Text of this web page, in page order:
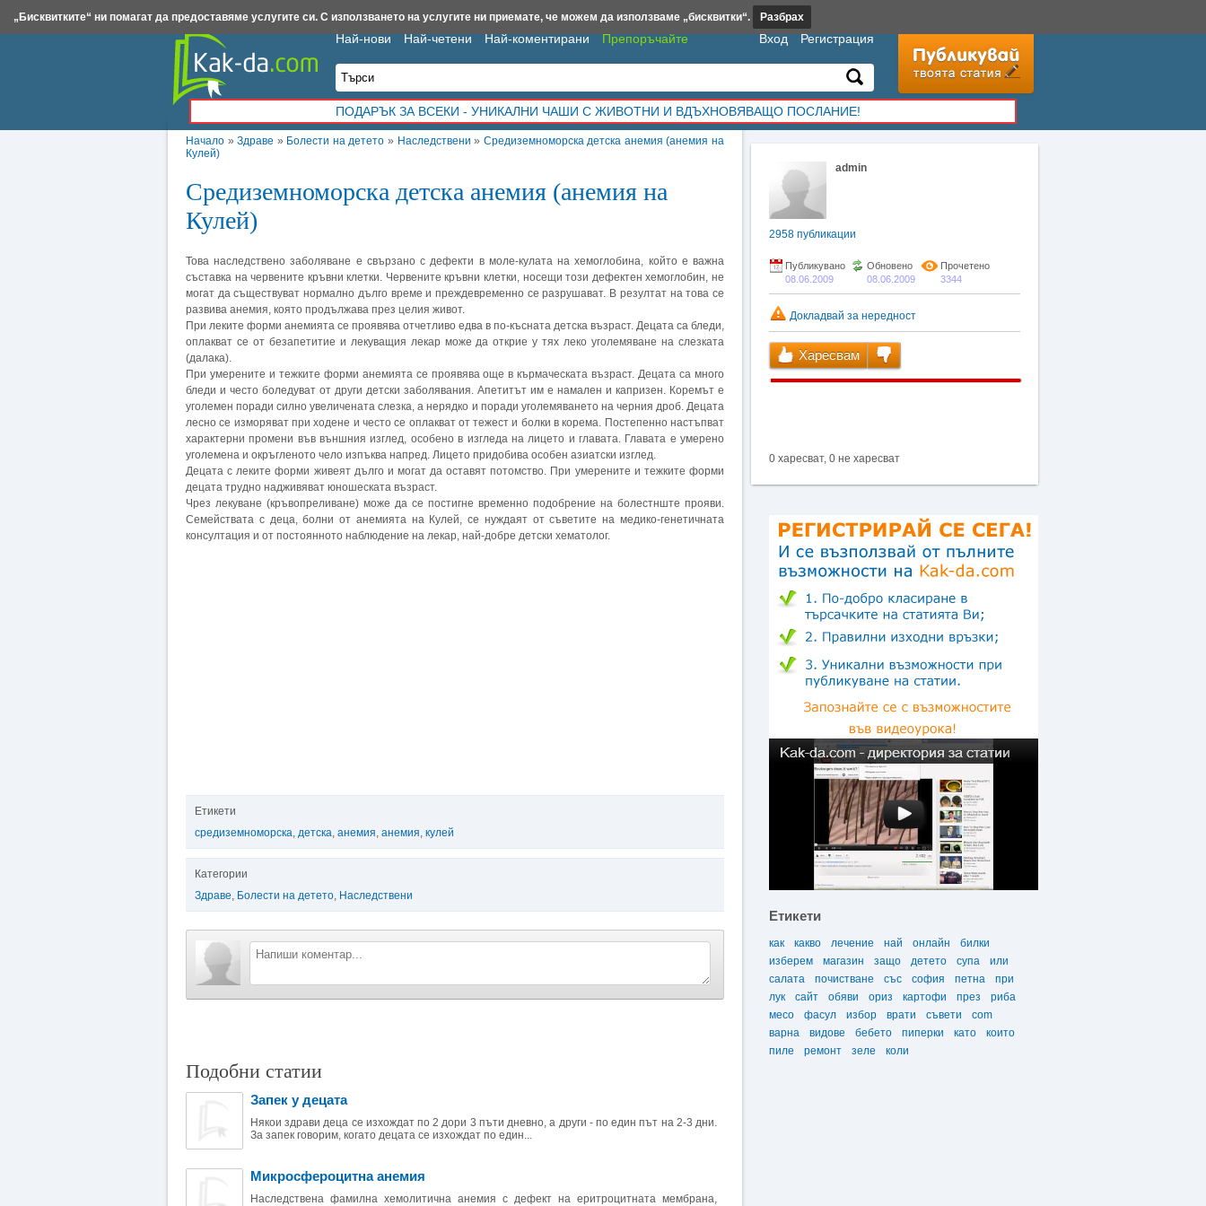
Начало »Здраве » Болести на детето » Наследствени » Средиземноморска детска анемия (анемия на
Кулей)
Средиземноморска детска анемия (анемия на
Кулей)
Това наследствено заболяване е свързано с дефекти в моле-кулата на хемоглобина, който е важна
съставка на червените кръвни клетки. Червените кръвни клетки, носещи този дефектен хемоглобин, не
могат да съществуват нормално дълго време и преждевременно се разрушават. В резултат на това се
развива анемия, която продължава през целия живот.
При леките форми анемията се проявява отчетливо едва в по-късната детска възраст. Децата са бледи,
оплакват се от безапетитие и лекуващия лекар може да открие у тях леко уголемяване на слезката
(далака).
При умерените и тежките форми анемията се проявява още в кърмаческата възраст. Децата са много
бледи и често боледуват от други детски заболявания. Апетитът им е намален и капризен. Коремът е
уголемен поради силно увеличената слезка, а нерядко и поради уголемяването на черния дроб. Децата
лесно се изморяват при ходене и често се оплакват от тежест и болки в корема. Постепенно настъпват
характерни промени във външния изглед, особено в изгледа на лицето и главата. Главата е умерено
уголемена и окръгленото чело изпъква напред. Лицето придобива особен азиатски изглед.
Децата с леките форми живеят дълго и могат да оставят потомство. При умерените и тежките форми
децата трудно надживяват юношеската възраст.
Чрез лекуване (кръвопреливане) може да се постигне временно подобрение на болестнште прояви.
Семействата с деца, болни от анемията на Кулей, се нуждаят от съветите на медико-генетичната
консултация и от постоянното наблюдение на лекар, най-добре детски хематолог.
Етикети
средиземноморска, детска, анемия, анемия, кулей
Категории
Здраве, Болести на детето, Наследствени
Подобни статии
Запек у децата
Някои здрави деца се изхождат по 2 дори 3 пъти дневно, а други - по един път на 2-3 дни.
За запек говорим, когато децата се изхождат по един...
Микросфероцитна анемия
Наследствена фамилна хемолитична анемия с дефект на еритроцитната мембрана,
admin
2958 публикации
Публикувано
08.06.2009
Обновено
08.06.2009
Прочетено
3344
Докладвай за нередност
Харесвам
0 харесват, 0 не харесват
Етикети
как какво лечение най онлайн
билки
изберем
магазин защо детето супа
или
салата
почистване със софия петна
при
лук
сайт обяви ориз картофи през
риба
месо
фасул избор врати съвети
com
варна
видове бебето пиперки като
които
пиле
ремонт зеле коли
Най-нови Най-четени Най-коментирани Препоръчайте Вход Регистрация
ПОДАРЪК ЗА ВСЕКИ - УНИКАЛНИ ЧАШИ С ЖИВОТНИ И ВДЪХНОВЯВАЩО ПОСЛАНИЕ!
Insert.bg Framar.bg Kak-da.com Iztochnik.com BauBau.bg NewAge.bg
„Бисквитките“ ни помагат да предоставяме услугите си. С използването на услугите ни приемате, че можем да използваме „бисквитки“. Разбрах